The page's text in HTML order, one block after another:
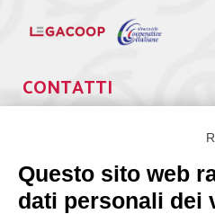
CONTATTI
segreteria@lps.coop
Questo sito web
dati personali dei